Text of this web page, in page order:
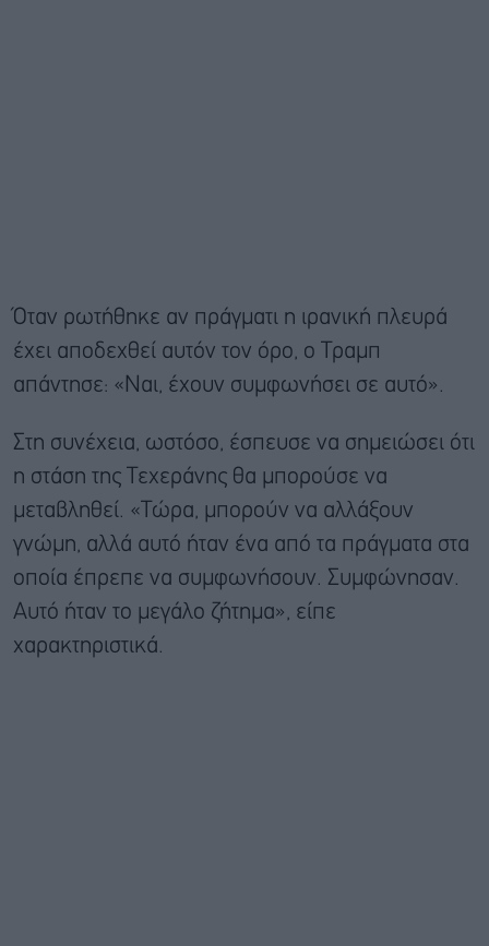
Όταν ρωτήθηκε αν πράγματι η ιρανική πλευρά
έχει αποδεχθεί αυτόν τον όρο, ο Τραμπ
απάντησε: «Ναι, έχουν συμφωνήσει σε αυτό».
Στη συνέχεια, ωστόσο, έσπευσε να σημειώσει ότι
η στάση της Τεχεράνης θα μπορούσε να
μεταβληθεί. «Τώρα, μπορούν να αλλάξουν
γνώμη, αλλά αυτό ήταν ένα από τα πράγματα στα
οποία έπρεπε να συμφωνήσουν. Συμφώνησαν.
Αυτό ήταν το μεγάλο ζήτημα», είπε
χαρακτηριστικά.